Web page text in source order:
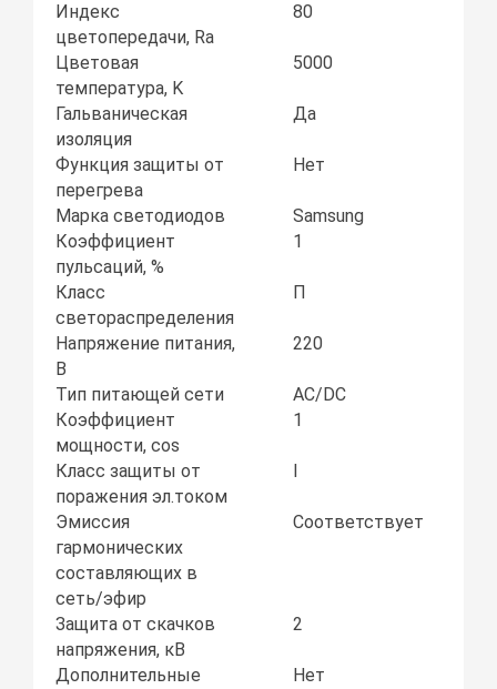
Индекс
цветопередачи, Ra
80
Цветовая
температура, K
5000
Гальваническая
изоляция
Да
Функция защиты от
перегрева
Нет
Марка светодиодов
Samsung
Коэффициент
пульсаций, %
1
Класс
светораспределения
П
Напряжение питания,
В
220
Тип питающей сети
AC/DC
Коэффициент
мощности, соs
1
Класс защиты от
поражения эл.током
Эмиссия
гармонических
составляющих в
сеть/эфир
Соответствует
Защита от скачков
напряжения, кВ
2
Дополнительные
Нет